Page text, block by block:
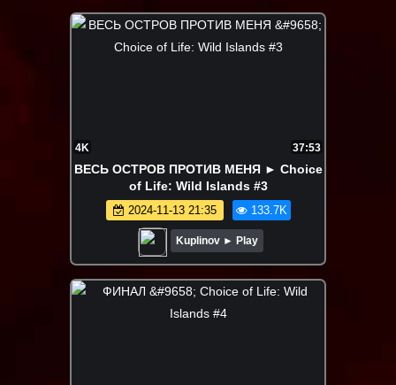
4K 37:53
ВЕСЬ ОСТРОВ ПРОТИВ МЕНЯ ► Choice
of Life: Wild Islands #3
2024-11-13 21:35 133.7K
Kuplinov ► Play